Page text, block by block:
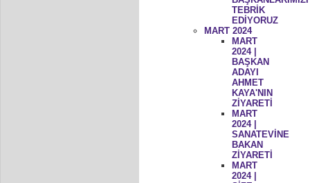
TEBRİK
EDİYORUZ
MART 2024
MART
2024 |
BAŞKAN
ADAYI
AHMET
KAYA'NIN
ZİYARETİ
MART
2024 |
SANATEVİNE
BAKAN
ZİYARETİ
MART
2024 |